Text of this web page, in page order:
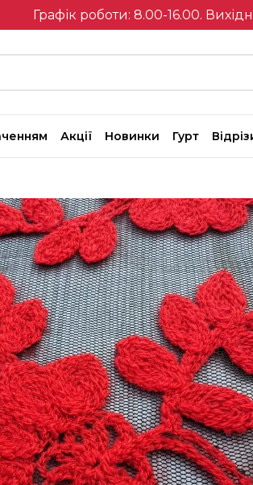
Графік роботи: 8.00-16.00.
Акції Новинки Гурт